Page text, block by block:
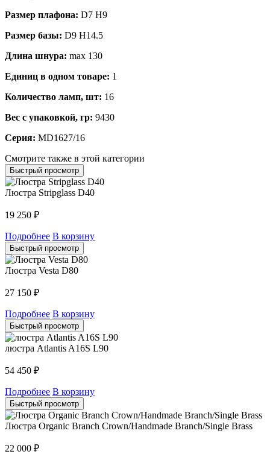
Размер плафона: D7 H9
Размер базы: D9 H14.5
Длина шнура: max 130
Единиц в одном товаре: 1
Количество ламп, шт: 16
Вес с упаковкой, гр: 9430
Серия: MD1627/16
Смотрите также в этой категории
Быстрый просмотр
Люстра Stripglass D40
19 250 ₽
Подробнее В корзину
Быстрый просмотр
Люстра Vesta D80
27 150 ₽
Подробнее В корзину
Быстрый просмотр
люстра Atlantis A16S L90
54 450 ₽
Подробнее В корзину
Быстрый просмотр
Люстра Organic Branch Crown/Handmade Branch/Single Brass
22 000 ₽